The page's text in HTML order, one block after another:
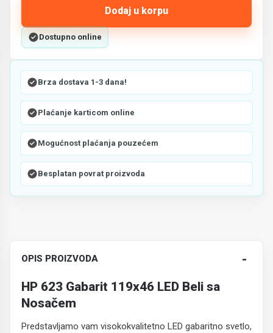
Dodaj u korpu
Dostupno online
Brza dostava 1-3 dana!
Plaćanje karticom online
Mogućnost plaćanja pouzećem
Besplatan povrat proizvoda
OPIS PROIZVODA
HP 623 Gabarit 119x46 LED Beli sa
Nosačem
Predstavljamo vam visokokvalitetno LED gabaritno svetlo,
-